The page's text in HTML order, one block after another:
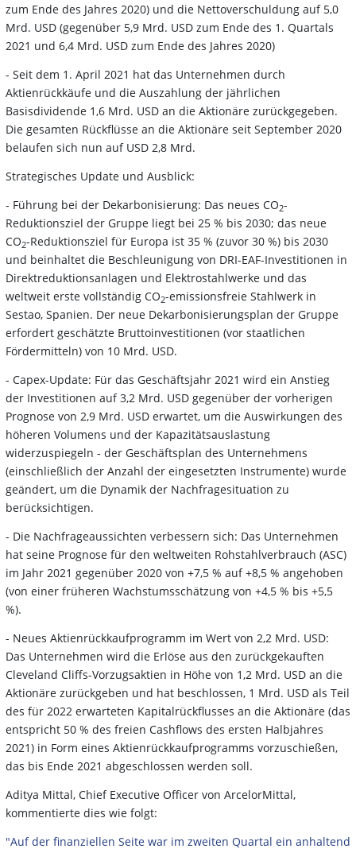
zum Ende des Jahres 2020) und die Nettoverschuldung auf 5,0
Mrd. USD (gegenüber 5,9 Mrd. USD zum Ende des 1. Quartals
2021 und 6,4 Mrd. USD zum Ende des Jahres 2020)
- Seit dem 1. April 2021 hat das Unternehmen durch
Aktienrückkäufe und die Auszahlung der jährlichen
Basisdividende 1,6 Mrd. USD an die Aktionäre zurückgegeben.
Die gesamten Rückflüsse an die Aktionäre seit September 2020
belaufen sich nun auf USD 2,8 Mrd.
Strategisches Update und Ausblick:
- Führung bei der Dekarbonisierung: Das neues CO2-
Reduktionsziel der Gruppe liegt bei 25 % bis 2030; das neue
CO2-Reduktionsziel für Europa ist 35 % (zuvor 30 %) bis 2030
und beinhaltet die Beschleunigung von DRI-EAF-Investitionen in
Direktreduktionsanlagen und Elektrostahlwerke und das
weltweit erste vollständig CO2-emissionsfreie Stahlwerk in
Sestao, Spanien. Der neue Dekarbonisierungsplan der Gruppe
erfordert geschätzte Bruttoinvestitionen (vor staatlichen
Fördermitteln) von 10 Mrd. USD.
- Capex-Update: Für das Geschäftsjahr 2021 wird ein Anstieg
der Investitionen auf 3,2 Mrd. USD gegenüber der vorherigen
Prognose von 2,9 Mrd. USD erwartet, um die Auswirkungen des
höheren Volumens und der Kapazitätsauslastung
widerzuspiegeln - der Geschäftsplan des Unternehmens
(einschließlich der Anzahl der eingesetzten Instrumente) wurde
geändert, um die Dynamik der Nachfragesituation zu
berücksichtigen.
- Die Nachfrageaussichten verbessern sich: Das Unternehmen
hat seine Prognose für den weltweiten Rohstahlverbrauch (ASC)
im Jahr 2021 gegenüber 2020 von +7,5 % auf +8,5 % angehoben
(von einer früheren Wachstumsschätzung von +4,5 % bis +5,5
%).
- Neues Aktienrückkaufprogramm im Wert von 2,2 Mrd. USD:
Das Unternehmen wird die Erlöse aus den zurückgekauften
Cleveland Cliffs-Vorzugsaktien in Höhe von 1,2 Mrd. USD an die
Aktionäre zurückgeben und hat beschlossen, 1 Mrd. USD als Teil
des für 2022 erwarteten Kapitalrückflusses an die Aktionäre (das
entspricht 50 % des freien Cashflows des ersten Halbjahres
2021) in Form eines Aktienrückkaufprogramms vorzuschießen,
das bis Ende 2021 abgeschlossen werden soll.
Aditya Mittal, Chief Executive Officer von ArcelorMittal,
kommentierte dies wie folgt:
"Auf der finanziellen Seite war im zweiten Quartal ein anhaltend